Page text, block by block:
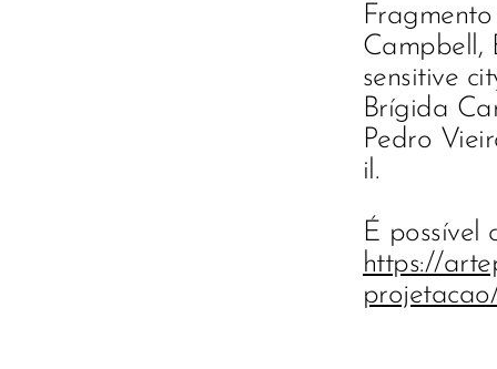
Campbell,
sensitive
Brígida
Pedro
il.
É possível
https://